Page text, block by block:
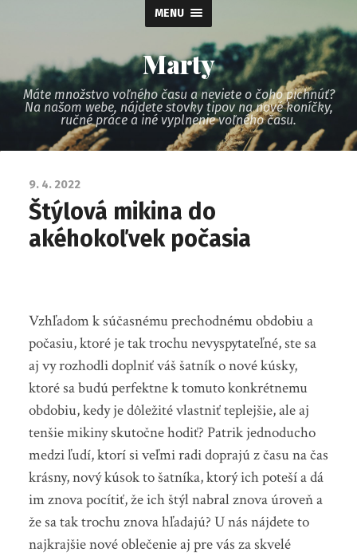
MENU
Marty
Máte množstvo voľného času a neviete o čoho pichnúť?
Na našom webe, nájdete stovky tipov na nové koníčky,
ručné práce a iné vyplnenie voľného času.
9. 4. 2022
Štýlová mikina do
akéhokoľvek počasia
Vzhľadom k súčasnému prechodnému obdobiu a
počasiu, ktoré je tak trochu nevyspytateľné, ste sa
aj vy rozhodli doplniť váš šatník o nové kúsky,
ktoré sa budú perfektne k tomuto konkrétnemu
obdobiu, kedy je dôležité vlastniť teplejšie, ale aj
tenšie mikiny skutočne hodiť? Patrik jednoducho
medzi ľudí, ktorí si veľmi radi doprajú z času na čas
krásny, nový kúsok to šatníka, ktorý ich poteší a dá
im znova pocítiť, že ich štýl nabral znova úroveň a
že sa tak trochu znova hľadajú? U nás nájdete to
najkrajšie nové oblečenie aj pre vás za skvelé